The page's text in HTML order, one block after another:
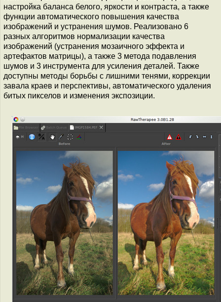
настройка баланса белого, яркости и контраста, а также
функции автоматического повышения качества
изображений и устранения шумов. Реализовано 6
разных алгоритмов нормализации качества
изображений (устранения мозаичного эффекта и
артефактов матрицы), а также 3 метода подавления
шумов и 3 инструмента для усиления деталей. Также
доступны методы борьбы с лишними тенями, коррекции
завала краев и перспективы, автоматического удаления
битых пикселов и изменения экспозиции.